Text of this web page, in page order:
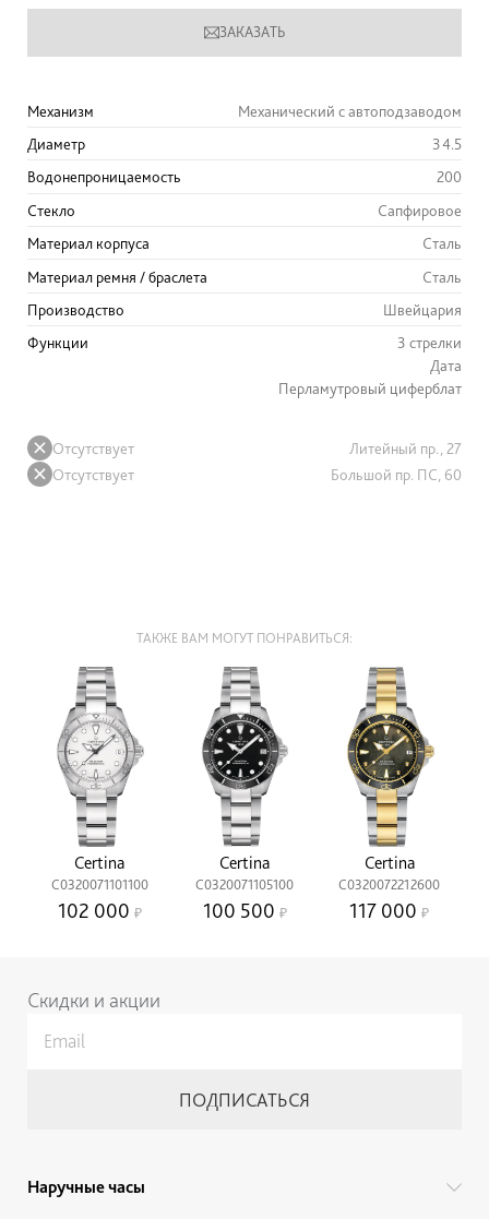
ЗАКАЗАТЬ
Механизм
Механический с автоподзаводом
Диаметр
34.5
Водонепроницаемость
200
Стекло
Сапфировое
Материал корпуса
Сталь
Материал ремня / браслета
Сталь
Производство
Швейцария
Функции
3 стрелки
Дата
Перламутровый циферблат
Отсутствует
Литейный пр., 27
Отсутствует
Большой пр. ПС, 60
ТАКЖЕ ВАМ МОГУТ ПОНРАВИТЬСЯ:
Certina
C0320071101100
102 000
Certina
C0320071105100
100 500
Certina
C0320072212600
117 000
Скидки и акции
Наручные часы